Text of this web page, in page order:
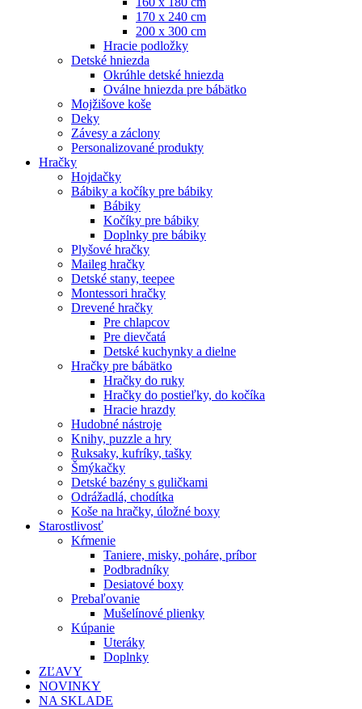
170 x 240 cm
200 x 300 cm
Hracie podložky
Detské hniezda
Okrúhle detské hniezda
Oválne hniezda pre bábätko
Mojžišove koše
Deky
Závesy a záclony
Personalizované produkty
Hračky
Hojdačky
Bábiky a kočíky pre bábiky
Bábiky
Kočíky pre bábiky
Doplnky pre bábiky
Plyšové hračky
Maileg hračky
Detské stany, teepee
Montessori hračky
Drevené hračky
Pre chlapcov
Pre dievčatá
Detské kuchynky a dielne
Hračky pre bábätko
Hračky do ruky
Hračky do postieľky, do kočíka
Hracie hrazdy
Hudobné nástroje
Knihy, puzzle a hry
Ruksaky, kufríky, tašky
Šmýkačky
Detské bazény s guličkami
Odrážadlá, chodítka
Koše na hračky, úložné boxy
Starostlivosť
Kŕmenie
Taniere, misky, poháre, príbor
Podbradníky
Desiatové boxy
Prebaľovanie
Mušelínové plienky
Kúpanie
Uteráky
Doplnky
ZĽAVY
NOVINKY
NA SKLADE